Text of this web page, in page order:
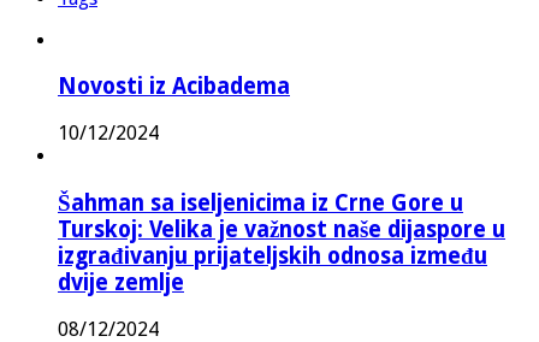
Novosti iz Acibadema
10/12/2024
Šahman sa iseljenicima iz Crne Gore u
Turskoj: Velika je važnost naše dijaspore u
izgrađivanju prijateljskih odnosa između
dvije zemlje
08/12/2024